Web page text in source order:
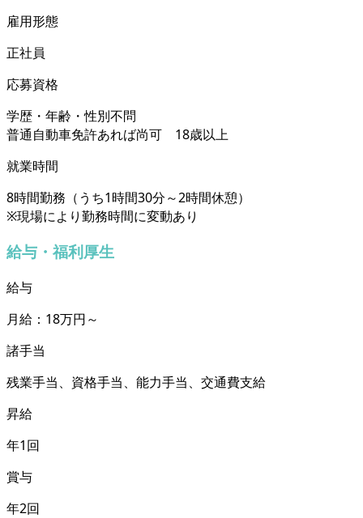
雇用形態
正社員
応募資格
学歴・年齢・性別不問
普通自動車免許あれば尚可 18歳以上
就業時間
8時間勤務（うち1時間30分～2時間休憩）
※現場により勤務時間に変動あり
給与・福利厚生
給与
月給：18万円～
諸手当
残業手当、資格手当、能力手当、交通費支給
昇給
年1回
賞与
年2回